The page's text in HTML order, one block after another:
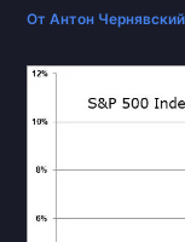
ОтАнтон